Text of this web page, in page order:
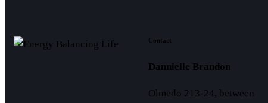
Contact
Dannielle Brandon
Olmedo 213-24, between